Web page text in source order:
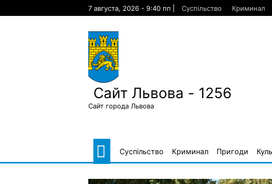
7 августа, 2026 - 9:40 пп Суспільство Криминал
Сайт Львова - 1256
Сайт города Львова
Суспільство Криминал Пригоди